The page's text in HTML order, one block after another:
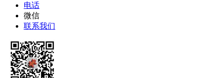
电话
微信
联系我们